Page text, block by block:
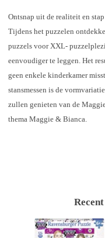
Ontsnap uit de realiteit en
Tijdens het puzzelen
puzzels voor XXL-
eenvoudiger te leggen. Het
geen enkele kinderkamer
stansmessen is de
zullen genieten van de
thema Maggie & Bianca.